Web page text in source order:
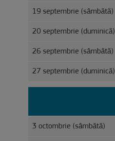
19 septembrie (sâmbătă)
20 septembrie (duminică)
26 septembrie (sâmbătă)
27 septembrie (duminică)
3 octombrie (sâmbătă)